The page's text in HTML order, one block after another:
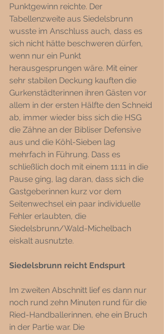
Punktgewinn reichte. Der
Tabellenzweite aus Siedelsbrunn
wusste im Anschluss auch, dass es
sich nicht hätte beschweren dürfen,
wenn nur ein Punkt
herausgesprungen wäre. Mit einer
sehr stabilen Deckung kauften die
Gurkenstädterinnen ihren Gästen vor
allem in der ersten Hälfte den Schneid
ab, immer wieder biss sich die HSG
die Zähne an der Bibliser Defensive
aus und die Köhl-Sieben lag
mehrfach in Führung. Dass es
schließlich doch mit einem 11:11 in die
Pause ging, lag daran, dass sich die
Gastgeberinnen kurz vor dem
Seitenwechsel ein paar individuelle
Fehler erlaubten, die
Siedelsbrunn/Wald-Michelbach
eiskalt ausnutzte.
Siedelsbrunn reicht Endspurt
Im zweiten Abschnitt lief es dann nur
noch rund zehn Minuten rund für die
Ried-Handballerinnen, ehe ein Bruch
in der Partie war. Die